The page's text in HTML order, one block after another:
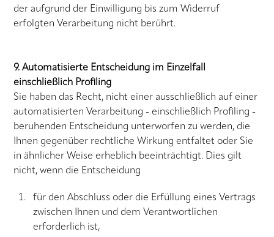
der aufgrund der Einwilligung bis zum Widerruf
erfolgten Verarbeitung nicht berührt.
9. Automatisierte Entscheidung im Einzelfall
einschließlich Profiling
Sie haben das Recht, nicht einer ausschließlich auf einer
automatisierten Verarbeitung - einschließlich Profiling -
beruhenden Entscheidung unterworfen zu werden, die
Ihnen gegenüber rechtliche Wirkung entfaltet oder Sie
in ähnlicher Weise erheblich beeinträchtigt. Dies gilt
nicht, wenn die Entscheidung
für den Abschluss oder die Erfüllung eines Vertrags
zwischen Ihnen und dem Verantwortlichen
erforderlich ist,